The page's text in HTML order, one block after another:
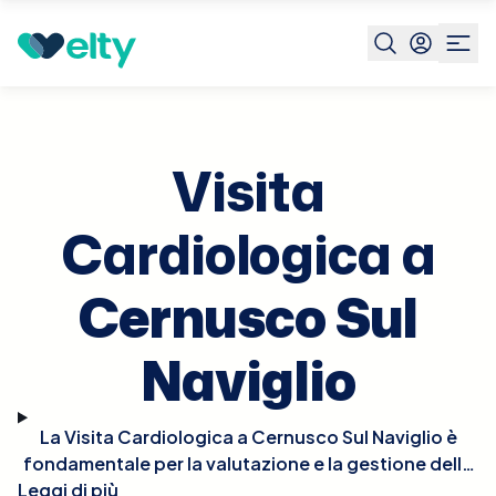
Prenota visita
Cernusco Sul
Visita
Cardiologica a
Cernusco Sul
Naviglio
La Visita Cardiologica a Cernusco Sul Naviglio è
fondamentale per la valutazione e la gestione della
salute del cuore. Durante la visita, il cardiologo
Leggi di più